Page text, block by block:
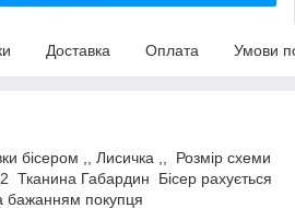
Доставка Оплата Умови
бісером ,, Лисичка ,, Розмір схеми
Тканина Габардин Бісер рахується
бажанням покупця